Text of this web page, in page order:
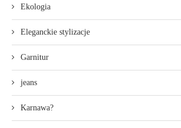
Ekologia
Eleganckie stylizacje
Garnitur
jeans
Karnawa?